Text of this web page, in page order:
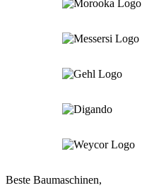
Beste Baumaschinen,